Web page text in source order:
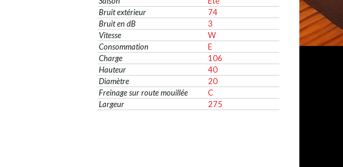
Bruit extérieur
74
Bruit en dB
3
Vitesse
W
Consommation
E
Charge
106
Hauteur
40
Diamètre
20
Freinage sur route mouillée
C
Largeur
275